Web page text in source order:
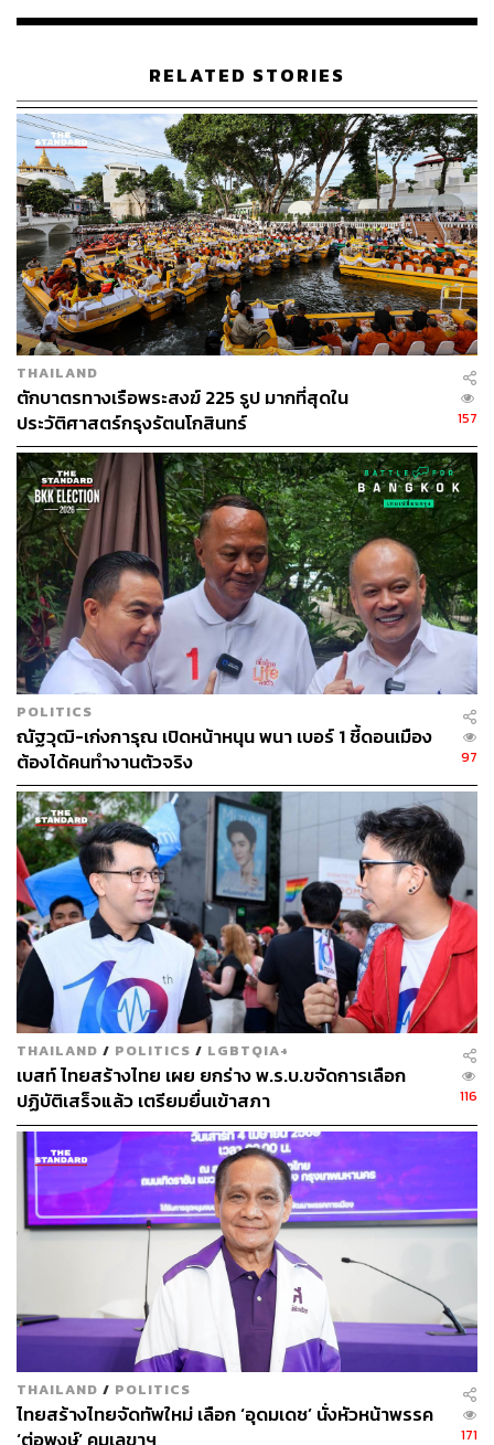
พรรคอ้างตัวเป็นประชาธิปไตย แต่ไม่เคยลุกมาปกป้องเมื่อมี
วินาทีแรกที่ก้าวสู่การเมืองในปี 2535 บางพรรคไม่เคยต่อสู้
แต่ยังร่วมมือกดทับคนตัวเล็กเสียด้วย” คุณหญิงสุดารัตน์
กล่าว
คุณหญิงสุดารัตน์กล่าวอีกว่า ตนและเพื่อนร่วมอุดมการณ์จึง
ตั้งใจสร้างพรรคไทยสร้างไทยให้เป็นพรรคของพี่น้อง
ประชาชนทุกหมู่เหล่าทุกช่วงวัยอย่างแท้จริง โดยมีปณิธานที่
จะร่วมกับพี่น้องประชาชนสร้างประเทศไทยที่ดีที่สุดให้กับคน
รุ่นต่อไป บนพื้นฐานของความปรองดองด้วยความจริงใจรับ
ฟังซึ่งกันและกันอย่างมีเหตุผล มีความเห็นอกเห็นใจกันใน
ฐานะเพื่อนร่วมชาติ สร้าง Empathy Democracy
พรรคสร้างไทยจะเสนอแนวทางแก้ปัญหาด้วยการปลดล็อก
ประชาชนจากพันธนาการ และการกดทับของรัฐราชการ
และสร้างอำนาจให้ประชาชน โดยเฉพาะคนตัวเล็กให้เข้าถึง
โอกาสต่างๆ เปลี่ยนประเทศร่วมกันด้วยการกำจัดความคิด
และวัฒนธรรมแบบอำนาจนิยม เปลี่ยนกลไกรัฐราชการให้
เป็นกลไกที่ตอบสนองการดำรงชีวิต และการทำมาหากินของ
พี่น้องประชาชน
คุณหญิงสุดารัตน์กล่าวต่อไปว่า ประการแรก ต้องปลดล็อก
วิกฤตการเมืองที่ยาวนานกว่า 16 ปี ด้วยการคืนอำนาจให้
ประชาชนในการสร้างรัฐธรรมนูญของประชาชนเพื่อ
ประชาชน ผลักดันให้มีสภาร่างรัฐธรรมนูญที่มาจากการ
เลือกตั้งของประชาชน ที่สำคัญที่สุดรัฐธรรมนูญฉบับ
ประชาชนจะต้องมีบทบัญญัติให้คนล้มล้างรัฐธรรมนูญเป็น
กบฏ และต้องรับโทษทัณฑ์สูงสุด
ประการที่สอง เปลี่ยนรัฐราชการให้เป็นรัฐประชาชนให้สำเร็จ
อำนวยความสะดวกให้ประชาชน และหน่วยงานของรัฐต้อง
เป็นหุ้นส่วนกับประชาชนในการดำรงชีวิต และการทำมา
หากินของประชาชนให้ง่ายขึ้น
ประการที่สาม คือการปลดล็อกกฎหมายที่เป็นอุปสรรคขัด
ขวางการทำมาหากินของประชาชน ซึ่งพรรคไทยสร้างไทย
ได้ร่างกฎหมายพักใช้กฎหมายที่เกี่ยวกับการอนุมัติ อนุญาต
รวมถึงโทษอาญาหรือทางปกครองไว้ชั่วคราว 3-5 ปี
ประมาณ 1,500 ฉบับ
ประการที่สี่ คือการปลดล็อกจากการทุจริตคอร์รัปชันอัน
เปรียบเสมือนมะเร็งร้าย เป็นรากเหง้าของปัญหา ซึ่งได้ฝังราก
ลึกไปทุกวงการ โดยเฉพาะนักการเมืองระดับประเทศ นักการ
เมืองท้องถิ่น ราชการ และรัฐวิสาหกิจ พรรคเตรียมโมเดล
ปราบโกงไว้เรียบร้อยแล้ว เชื่อว่าถ้าพรรคได้ทำงานจริงจะ
ลากเอาคนโกงเข้าคุก ให้ประชาชนได้อย่างสะใจอย่าง
คุณหญิงสุดารัตน์กล่าวต่ออีกว่า พรรคจะส่งเสริมให้
ประชาชนเข้าถึงแหล่งทุนในการทำมาค้าขาย โดยได้ร่าง
กฎหมายในการจัดตั้งกองทุนไว้ 5 กองทุน คือ
กองทุนปลดล็อกหนี้เสีย SMEs คนตัวเล็ก จากตัวเลขหนี้
RELATED STORIES
THAILAND
ตักบาตรทางเรือพระสงฆ์ 225 รูป มากที่สุดใน
ประวัติศาสตร์กรุงรัตนโกสินทร์
157
POLITICS
ณัฐวุฒิ-เก่งการุณ เปิดหน้าหนุน พนา เบอร์ 1 ชี้ดอนเมือง
ต้องได้คนทำงานตัวจริง
97
THAILAND / POLITICS / LGBTQIA+
เบสท์ ไทยสร้างไทย เผย ยกร่าง พ.ร.บ.ขจัดการเลือก
ปฏิบัติเสร็จแล้ว เตรียมยื่นเข้าสภา
116
THAILAND / POLITICS
ไทยสร้างไทยจัดทัพใหม่ เลือก ‘อุดมเดช’ นั่งหัวหน้าพรรค
171